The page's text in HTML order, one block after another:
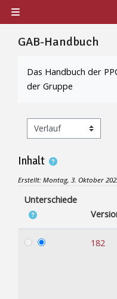
Zum Hauptinhalt
Website-Übersicht
GAB-Handbuch
Das Handbuch der
der Gruppe
Inhalt
Erstellt: Montag, 3. Oktober
Unterschiede
182